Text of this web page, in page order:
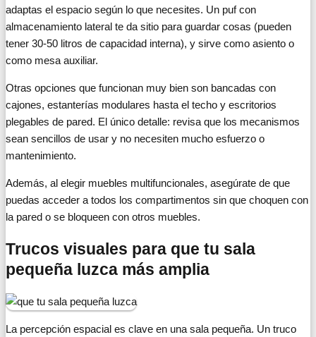
adaptas el espacio según lo que necesites. Un puf con
almacenamiento lateral te da sitio para guardar cosas (pueden
tener 30-50 litros de capacidad interna), y sirve como asiento o
como mesa auxiliar.
Otras opciones que funcionan muy bien son bancadas con
cajones, estanterías modulares hasta el techo y escritorios
plegables de pared. El único detalle: revisa que los mecanismos
sean sencillos de usar y no necesiten mucho esfuerzo o
mantenimiento.
Además, al elegir muebles multifuncionales, asegúrate de que
puedas acceder a todos los compartimentos sin que choquen con
la pared o se bloqueen con otros muebles.
Trucos visuales para que tu sala
pequeña luzca más amplia
La percepción espacial es clave en una sala pequeña. Un truco